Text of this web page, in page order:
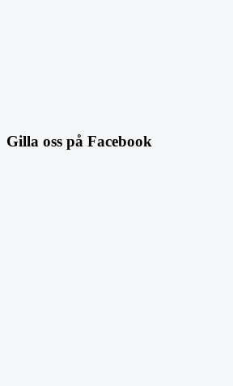
Gilla oss på Facebook